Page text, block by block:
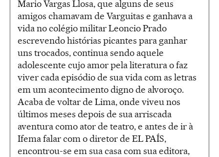
Mario Vargas Llosa, que alguns de seus
amigos chamavam de Varguitas e ganhava a
vida no colégio militar Leoncio Prado
escrevendo histórias picantes para ganhar
uns trocados, continua sendo aquele
adolescente cujo amor pela literatura o faz
viver cada episódio de sua vida com as letras
em um acontecimento digno de alvoroço.
Acaba de voltar de Lima, onde viveu nos
últimos meses depois de sua arriscada
aventura como ator de teatro, e antes de ir à
Ifema falar com o diretor de EL PAÍS,
encontrou-se em sua casa com sua editora,